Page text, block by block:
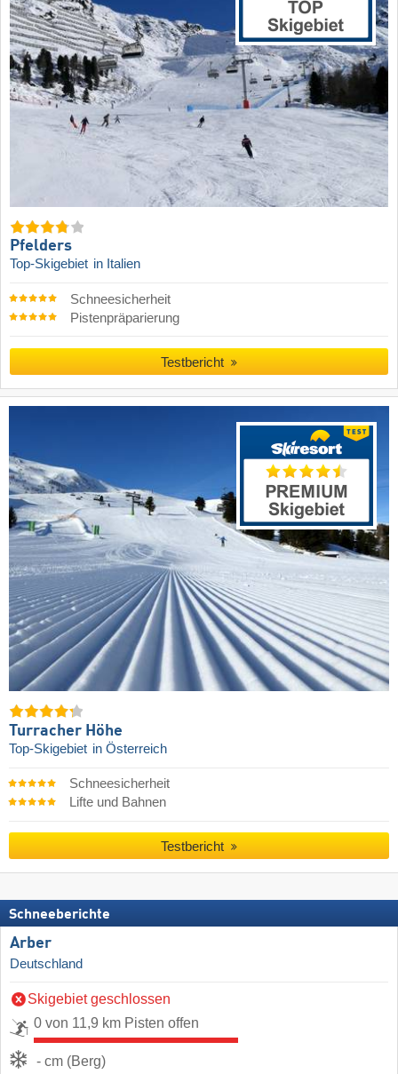
Pfelders
Top-Skigebiet in Italien
Schneesicherheit
Pistenpräparierung
Testbericht
Turracher Höhe
Top-Skigebiet in Österreich
Schneesicherheit
Lifte und Bahnen
Testbericht
Schneeberichte
Arber
Deutschland
Skigebiet geschlossen
0 von 11,9 km Pisten offen
- cm (Berg)